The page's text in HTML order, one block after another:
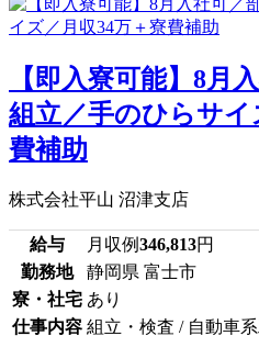
【即入寮可能】8月
組立／手のひらサイ
費補助
株式会社平山 沼津支店
給与 月収例346,813円
勤務地
静岡県 富士市
寮・社宅 あり
仕事内容 組立・検査 / 自動車